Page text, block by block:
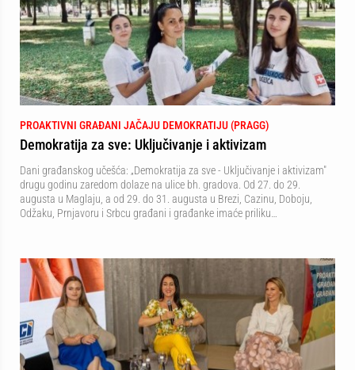
PROAKTIVNI GRAĐANI JAČAJU DEMOKRATIJU (PRAGG)
Demokratija za sve: Uključivanje i aktivizam
Dani građanskog učešća: „Demokratija za sve - Uključivanje i aktivizam"
drugu godinu zaredom dolaze na ulice bh. gradova. Od 27. do 29.
augusta u Maglaju, a od 29. do 31. augusta u Brezi, Cazinu, Doboju,
Odžaku, Prnjavoru i Srbcu građani i građanke imaće priliku…